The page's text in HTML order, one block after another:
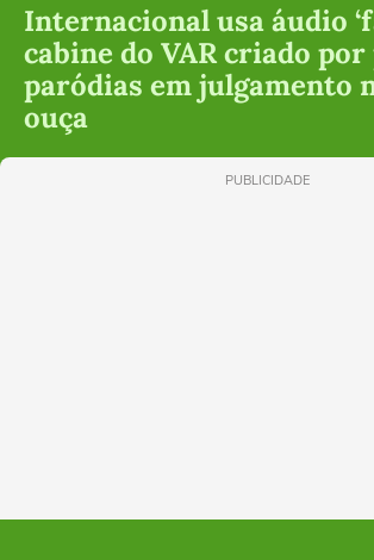
Internacional usa áudio
cabine do VAR criado
paródias em julgamento
ouça
PUBLICIDADE